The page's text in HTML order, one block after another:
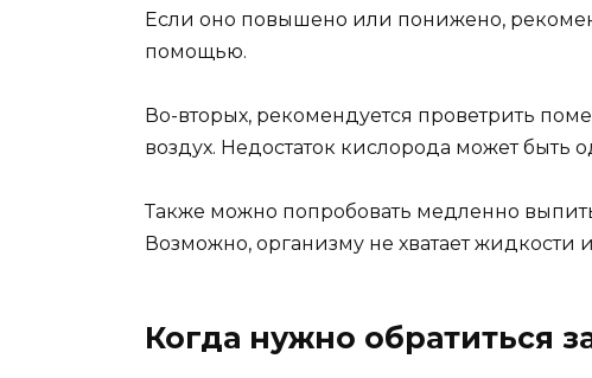
Если оно повышено или понижено,
помощью.
Во-вторых, рекомендуется проветрить
воздух. Недостаток кислорода может
Также можно попробовать медленно
Возможно, организму не хватает жидкости
Когда нужно обратиться